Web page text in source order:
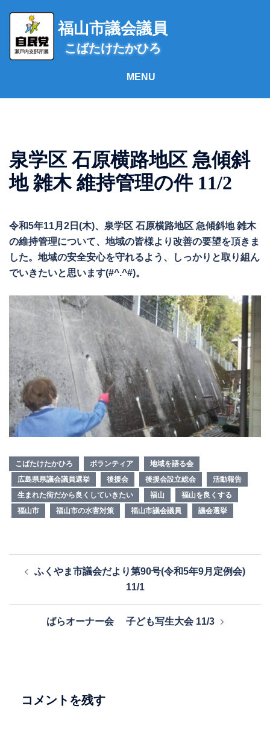
ス
福山市議会議員
こばたけたかひろ
泉学区 石原横路地区 急傾斜
地 雑木 維持管理の件 11/2
令和5年11月2日(木)、泉学区 石原横路地区 急傾斜地 雑木
の維持管理について、地域の皆様より改善の要望を頂きま
した。地域の安全安心を守れるよう、しっかりと取り組ん
でいきたいと思います(#^.^#)。
こばたけたかひろ ボランティア
地域を語る会
広島県県議会議員選挙
後援会 後援会設立総会
活動報告
生まれた街だから良くしていきたい
福山
福山を良くする
福山市
福山市の水害対策 福山市議会議員 議会選挙
ン
ふくやま市議会だより第90号(令和5年9月定例会)
11/1
ばらオーナー会 子ども写生大会 11/3
コメントを残す